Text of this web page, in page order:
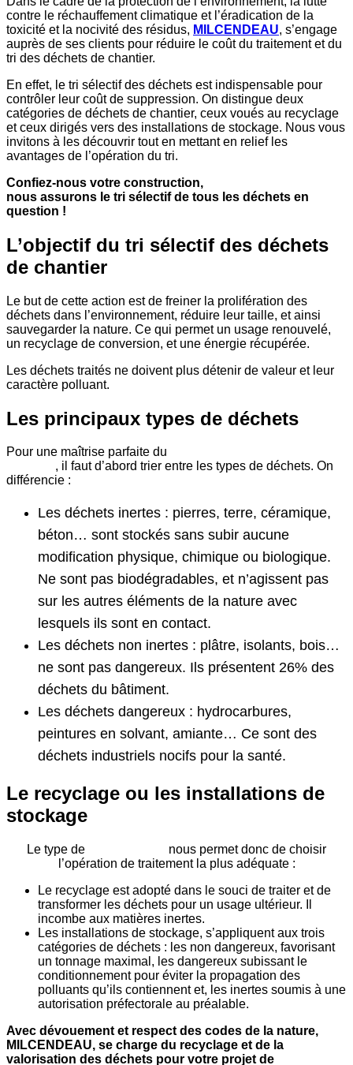
contre le réchauffement climatique et l’éradication de la
toxicité et la nocivité des résidus, MILCENDEAU, s’engage
auprès de ses clients pour réduire le coût du traitement et du
tri des déchets de chantier.
En effet, le tri sélectif des déchets est indispensable pour
contrôler leur coût de suppression. On distingue deux
catégories de déchets de chantier, ceux voués au recyclage
et ceux dirigés vers des installations de stockage. Nous vous
invitons à les découvrir tout en mettant en relief les
avantages de l’opération du tri.
Confiez-nous votre construction,
nous assurons le tri sélectif de tous les déchets en
question !
L’objectif du tri sélectif des déchets
de chantier
Le but de cette action est de freiner la prolifération des
déchets dans l’environnement, réduire leur taille, et ainsi
sauvegarder la nature. Ce qui permet un usage renouvelé,
un recyclage de conversion, et une énergie récupérée.
Les déchets traités ne doivent plus détenir de valeur et leur
caractère polluant.
Les principaux types de déchets
Pour une maîtrise parfaite du
, il faut d’abord trier entre les types de déchets. On
différencie :
Les déchets inertes : pierres, terre, céramique,
béton… sont stockés sans subir aucune
modification physique, chimique ou biologique.
Ne sont pas biodégradables, et n’agissent pas
sur les autres éléments de la nature avec
lesquels ils sont en contact.
Les déchets non inertes : plâtre, isolants, bois…
ne sont pas dangereux. Ils présentent 26% des
déchets du bâtiment.
Les déchets dangereux : hydrocarbures,
peintures en solvant, amiante… Ce sont des
déchets industriels nocifs pour la santé.
Le recyclage ou les installations de
stockage
Le type de
nous permet donc de choisir
l’opération de traitement la plus adéquate :
Le recyclage est adopté dans le souci de traiter et de
transformer les déchets pour un usage ultérieur. Il
incombe aux matières inertes.
Les installations de stockage, s’appliquent aux trois
catégories de déchets : les non dangereux, favorisant
un tonnage maximal, les dangereux subissant le
conditionnement pour éviter la propagation des
polluants qu’ils contiennent et, les inertes soumis à une
autorisation préfectorale au préalable.
Avec dévouement et respect des codes de la nature,
MILCENDEAU, se charge du recyclage et de la
valorisation des déchets pour votre projet de